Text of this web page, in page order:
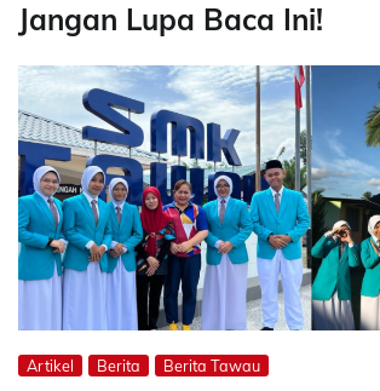
Jangan Lupa Baca Ini!
Artikel Berita Berita Tawau